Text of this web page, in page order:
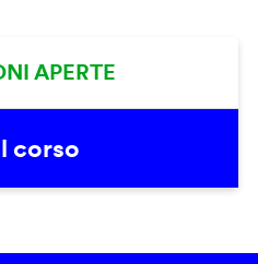
APERTE
corso